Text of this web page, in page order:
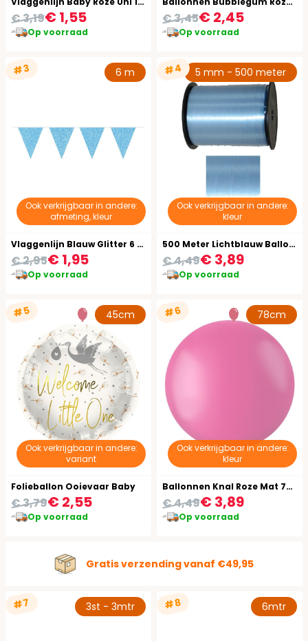
€ 1,55
€ 3,19
Op voorraad
€ 2,45
€ 3,45
Op voorraad
#3
Ook verkrijgbaar in andere:
afmeting, kleur
6 m
Vlaggenlijn Blauw Glitter 6 Meter
€ 1,95
€ 2,95
Op voorraad
#4
Ook verkrijgbaar in andere:
kleur
5 mm - 500 meter
500 Meter Lichtblauw Ballonnen Lint Verjaardag
€ 3,89
€ 4,49
Op voorraad
#5
Ook verkrijgbaar in andere:
variant
45cm
Folieballon Ooievaar Baby
€ 2,55
€ 3,79
Op voorraad
#6
Ook verkrijgbaar in andere:
kleur
78cm
Ballonnen Knal Roze Mat 78cm
€ 3,89
€ 4,49
Op voorraad
Gratis verzending vanaf €49,95
#7 3st - 3mtr #8 6mtr